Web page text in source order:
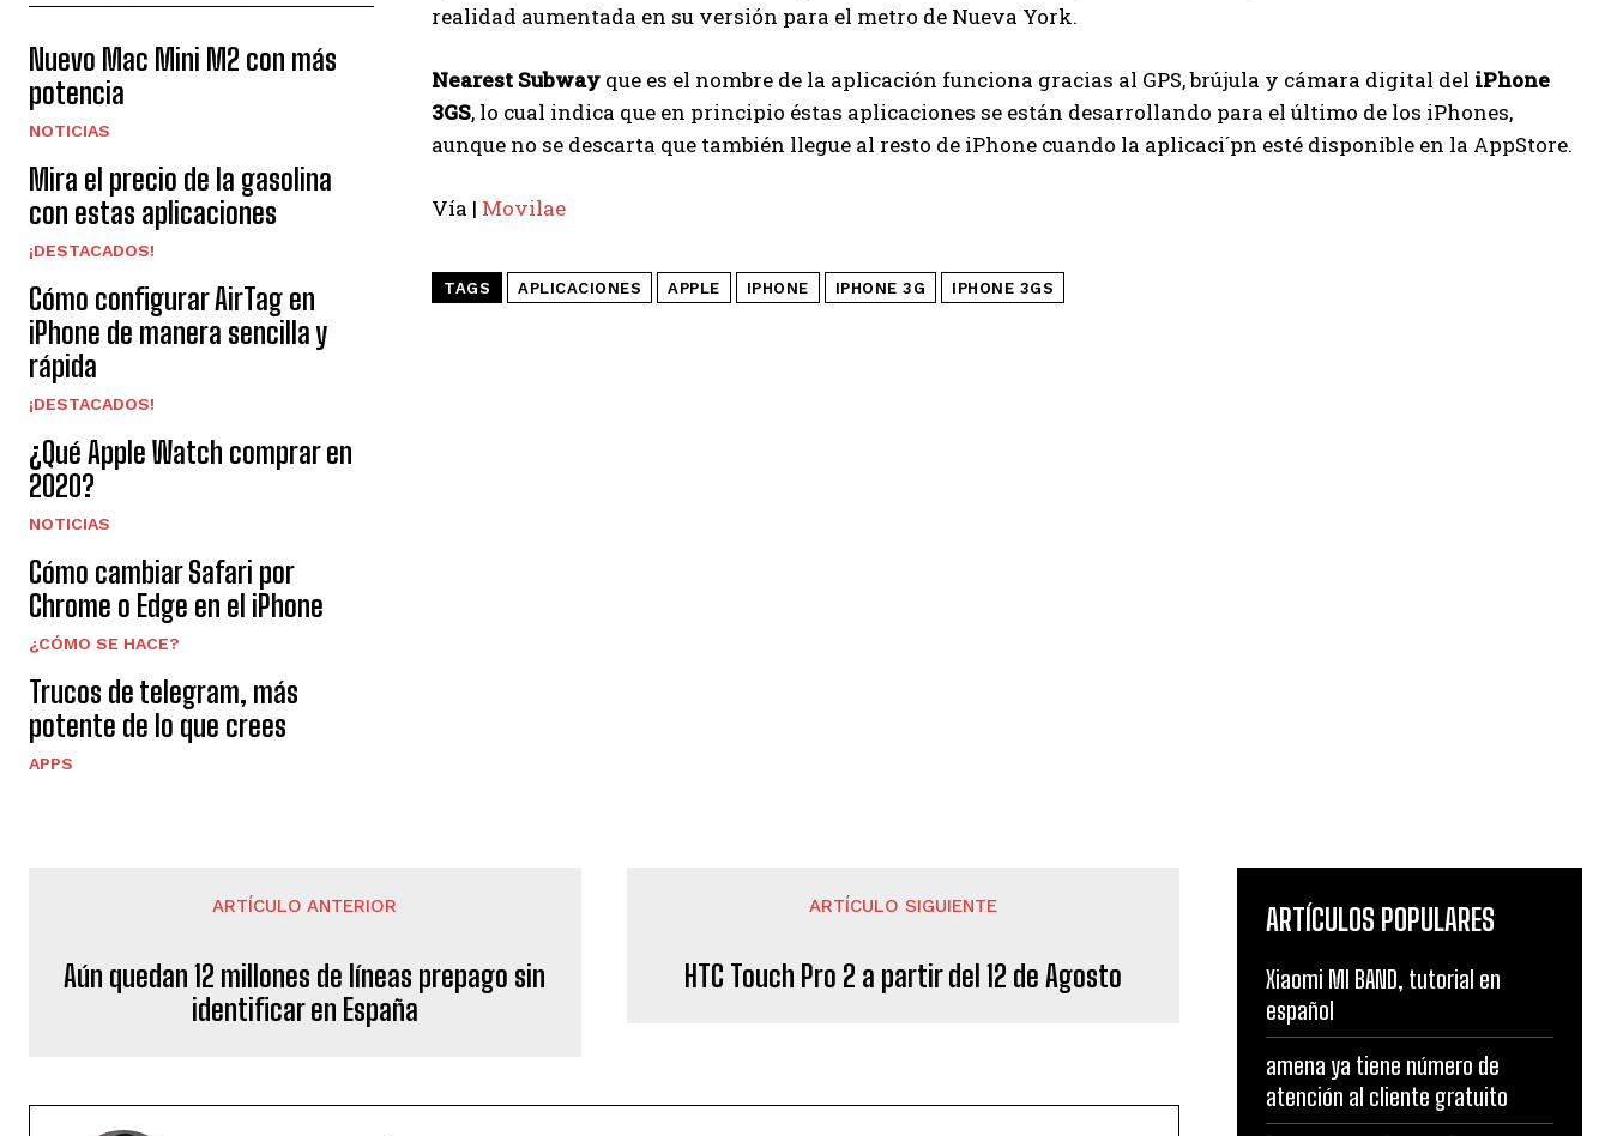
Nuevo Mac Mini M2 con más
potencia
NOTICIAS
Mira el precio de la gasolina
con estas aplicaciones
¡DESTACADOS!
Cómo configurar AirTag en
iPhone de manera sencilla y
rápida
¡DESTACADOS!
¿Qué Apple Watch comprar en
2020?
NOTICIAS
Cómo cambiar Safari por
Chrome o Edge en el iPhone
¿CÓMO SE HACE?
Trucos de telegram, más
potente de lo que crees
APPS
realidad aumentada en su versión para el metro de Nueva York.
Nearest Subway que es el nombre de la aplicación funciona gracias al GPS, brújula y cámara digital del iPhone
3GS, lo cual indica que en principio éstas aplicaciones se están desarrollando para el último de los iPhones,
aunque no se descarta que también llegue al resto de iPhone cuando la aplicaci´pn esté disponible en la AppStore.
Vía | Movilae
TAGS APLICACIONES APPLE IPHONE IPHONE 3G IPHONE 3GS
ARTÍCULO ANTERIOR
Aún quedan 12 millones de líneas prepago sin
identificar en España
ARTÍCULO SIGUIENTE
HTC Touch Pro 2 a partir del 12 de Agosto
ARTÍCULOS POPULARES
Xiaomi MI BAND, tutorial en
español
amena ya tiene número de
atención al cliente gratuito